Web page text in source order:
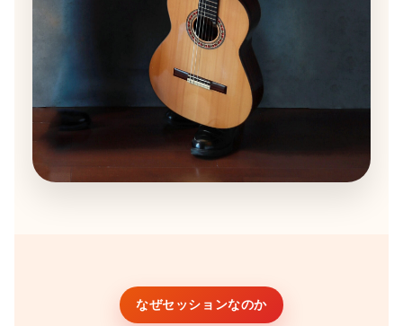
なぜセッションなのか